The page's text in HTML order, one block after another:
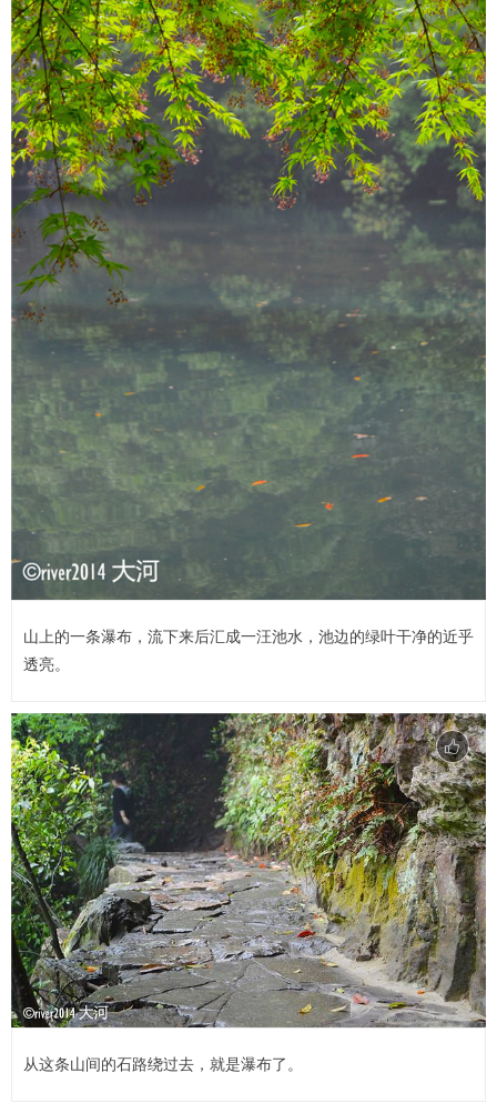
山上的一条瀑布，流下来后汇成一汪池水，池边的绿叶干净的近乎
透亮。
从这条山间的石路绕过去，就是瀑布了。